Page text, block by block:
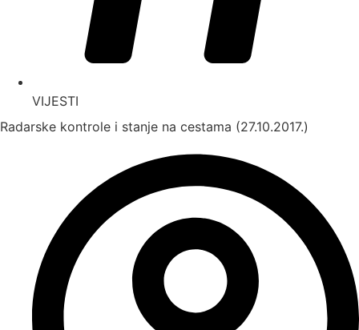
VIJESTI
Radarske kontrole i stanje na cestama (27.10.2017.)